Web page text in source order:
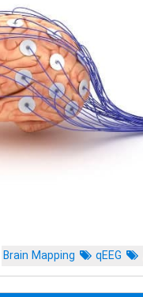
qEEG
Brain Mapping